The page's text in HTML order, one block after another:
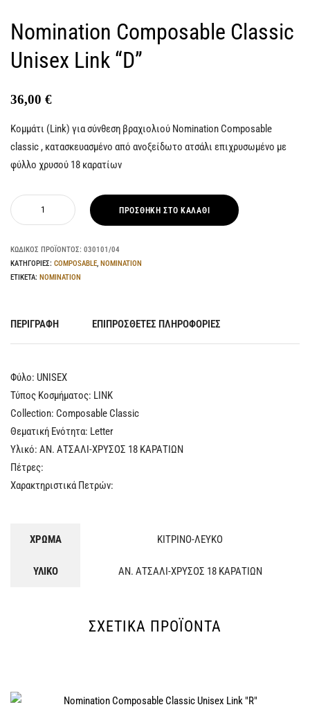
Nomination Composable Classic
Unisex Link “D”
36,00 €
Κομμάτι (Link) για σύνθεση βραχιολιού Nomination Composable
classic , κατασκευασμένο από ανοξείδωτο ατσάλι επιχρυσωμένο με
φύλλο χρυσού 18 καρατίων
ΠΡΟΣΘΉΚΗ ΣΤΟ ΚΑΛΆΘΙ
ΚΩΔΙΚΌΣ ΠΡΟΪΌΝΤΟΣ: 030101/04
ΚΑΤΗΓΟΡΊΕΣ: COMPOSABLE, NOMINATION
ΕΤΙΚΈΤΑ: NOMINATION
ΠΕΡΙΓΡΑΦΉ ΕΠΙΠΡΌΣΘΕΤΕΣ ΠΛΗΡΟΦΟΡΊΕΣ
Φύλο: UNISEX
Τύπος Κοσμήματος: LINK
Collection: Composable Classic
Θεματική Ενότητα: Letter
Υλικό: ΑΝ. ΑΤΣΑΛΙ-ΧΡΥΣΟΣ 18 ΚΑΡΑΤΙΩΝ
Πέτρες:
Χαρακτηριστικά Πετρών:
ΧΡΩΜΑ ΚΙΤΡΙΝΟ-ΛΕΥΚΟ
ΥΛΙΚΟ ΑΝ. ΑΤΣΑΛΙ-ΧΡΥΣΟΣ 18 ΚΑΡΑΤΙΩΝ
ΣΧΕΤΙΚΆ ΠΡΟΪΌΝΤΑ